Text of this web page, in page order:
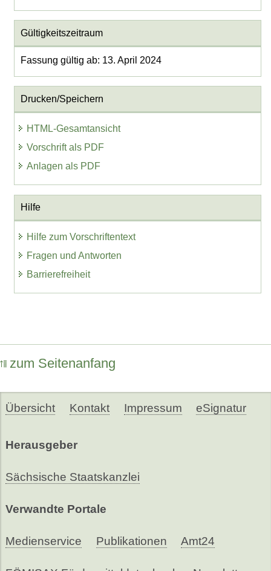
Gültigkeitszeitraum
Fassung gültig ab: 13. April 2024
Drucken/Speichern
HTML-Gesamtansicht
Vorschrift als PDF
Anlagen als PDF
Hilfe
Hilfe zum Vorschriftentext
Fragen und Antworten
Barrierefreiheit
zum Seitenanfang
Übersicht Kontakt Impressum eSignatur
Herausgeber
Sächsische Staatskanzlei
Verwandte Portale
Medienservice Publikationen Amt24